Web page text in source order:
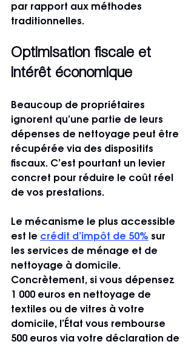
par rapport aux méthodes
traditionnelles.
Optimisation fiscale et
intérêt économique
Beaucoup de propriétaires
ignorent qu’une partie de leurs
dépenses de nettoyage peut être
récupérée via des dispositifs
fiscaux. C’est pourtant un levier
concret pour réduire le coût réel
de vos prestations.
Le mécanisme le plus accessible
est le crédit d’impôt de 50% sur
les services de ménage et de
nettoyage à domicile.
Concrètement, si vous dépensez
1 000 euros en nettoyage de
textiles ou de vitres à votre
domicile, l’État vous rembourse
500 euros via votre déclaration de